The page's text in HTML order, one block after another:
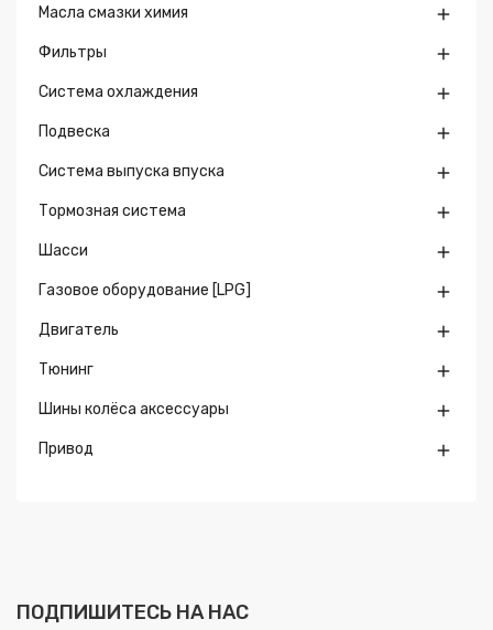
Масла смазки химия 
Фильтры 
Система охлаждения 
Подвеска 
Система выпуска впуска 
Тормозная система 
Шасси 
Газовое оборудование [LPG] 
Двигатель 
Тюнинг 
Шины колёса аксессуары 
Привод 
ПОДПИШИТЕСЬ НА НАС